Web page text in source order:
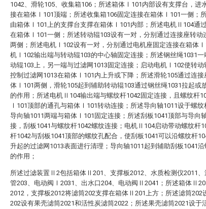
1042、滑轮105、收集箱106；所述箱体Ⅰ101内部设有支撑台，进
接在箱体Ⅰ101顶端；所述收集箱106固定连接在箱体Ⅰ101一侧；
由箱体Ⅰ101上的支撑台支撑在箱体Ⅰ101内部；所述电机Ⅱ104通
在箱体Ⅰ101一侧；所述转动辊103设有一对，分别通过连接座转动
两侧；所述电机Ⅰ102设有一对，分别通过电机座固定连接在箱体
机Ⅰ102输出端与转动辊103的中心轴固定连接；所述钢丝绳1031一
动辊103上，另一端与过滤网1013固定连接；启动电机Ⅰ102使转动
控制过滤网1013在箱体Ⅰ101内上升或下降；所述滑轮105通过连接
体Ⅰ101两侧，滑轮105起到辅助转动辊103通过钢丝绳1031拉起或
的作用；所述电机Ⅱ104输出端与螺纹杆1042固定连接，且螺纹杆
Ⅰ101顶部的通孔与箱体Ⅰ101转动连接；所述导向轴1011设于螺纹
导向轴1011两端与箱体Ⅰ101固定连接；所述刮板1041顶部与导向
接，刮板1041与螺纹杆1042螺纹连接；电机Ⅱ104启动带动螺纹杆
杆1042与刮板1041顶部的螺纹孔配合，使刮板1041可以沿螺纹杆
升起的过滤网1013表面进行清理；导向轴1011起到辅助刮板1041
的作用；
所述过滤装置Ⅱ2包括箱体Ⅱ201、支撑板2012、水质检测仪2011、
管203、电动阀Ⅰ2031、出水口204、电动阀Ⅱ2041；所述箱体
2012，支撑板2012将滤筒202支撑在箱体Ⅱ201上方；所述滤筒202
202设有果壳滤筒2021和活性炭滤筒2022；所述果壳滤筒2021设于